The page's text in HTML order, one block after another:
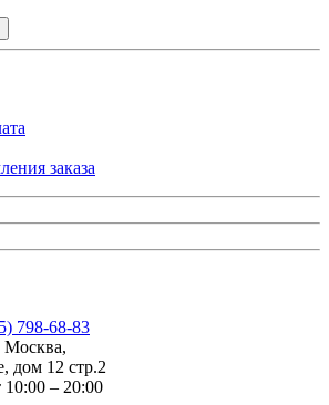
заказа
798-68-83
Москва,
дом 12 стр.2
– 20:00